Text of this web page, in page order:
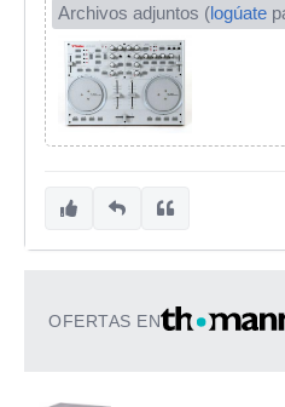
Archivos adjuntos (logúate
OFERTAS EN